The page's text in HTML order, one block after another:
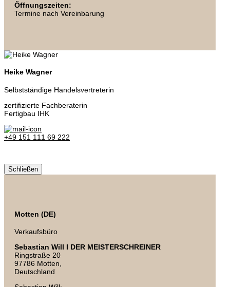
Öffnungszeiten:
Termine nach Vereinbarung
Heike Wagner
Selbstständige Handelsvertreterin
zertifizierte Fachberaterin
Fertigbau IHK
+49 151 111 69 222
Schließen
Motten (DE)
Verkaufsbüro
Sebastian Will I DER MEISTERSCHREINER
Ringstraße 20
97786 Motten,
Deutschland